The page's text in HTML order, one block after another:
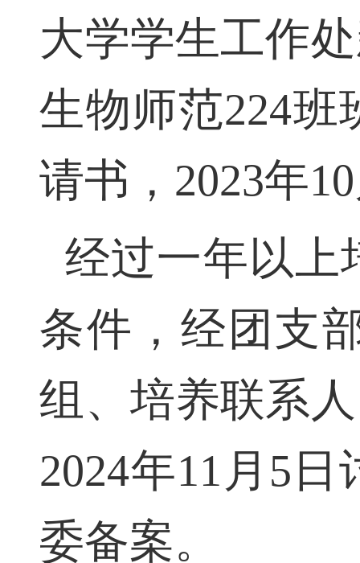
生，2023年03
大学学生工作
生物师范224
请书，2023年
经过一年以
条件，经团支
组、培养联系
2024年11月5